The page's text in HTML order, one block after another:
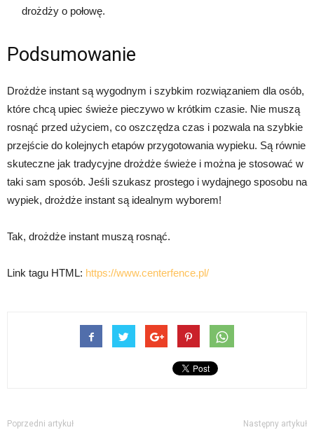
drożdży o połowę.
Podsumowanie
Drożdże instant są wygodnym i szybkim rozwiązaniem dla osób,
które chcą upiec świeże pieczywo w krótkim czasie. Nie muszą
rosnąć przed użyciem, co oszczędza czas i pozwala na szybkie
przejście do kolejnych etapów przygotowania wypieku. Są równie
skuteczne jak tradycyjne drożdże świeże i można je stosować w
taki sam sposób. Jeśli szukasz prostego i wydajnego sposobu na
wypiek, drożdże instant są idealnym wyborem!
Tak, drożdże instant muszą rosnąć.
Link tagu HTML: https://www.centerfence.pl/
Poprzedni artykuł Następny artykuł